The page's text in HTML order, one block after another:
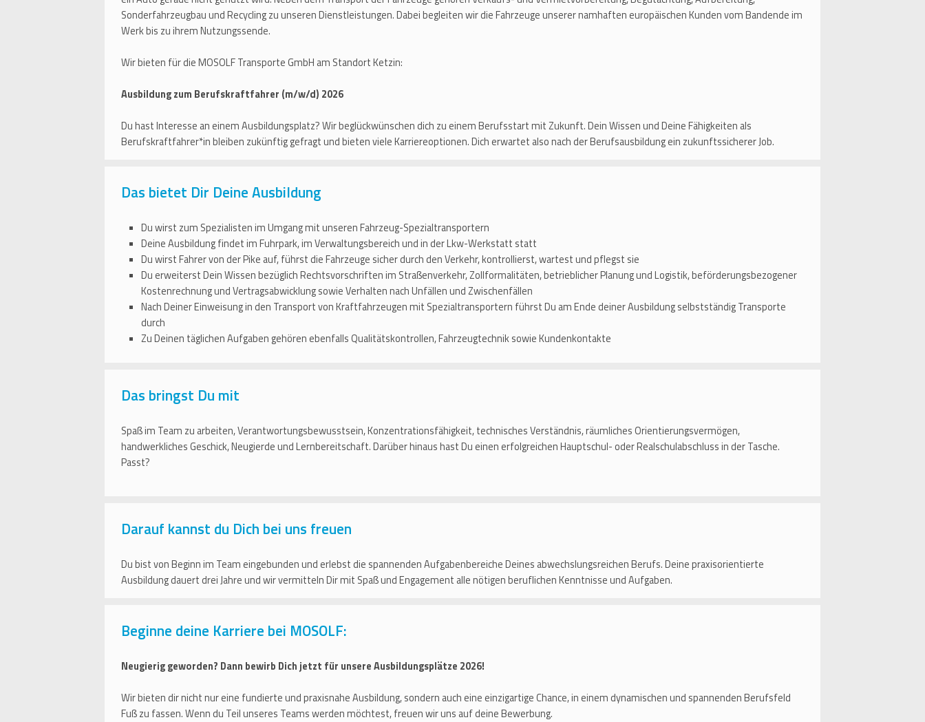
Sonderfahrzeugbau und Recycling zu unseren Dienstleistungen. Dabei begleiten wir die Fahrzeuge unserer namhaften europäischen Kunden vom Bandende im
Werk bis zu ihrem Nutzungssende.
Wir bieten für die MOSOLF Transporte GmbH am Standort Ketzin:
Ausbildung zum Berufskraftfahrer (m/w/d) 2026
Du hast Interesse an einem Ausbildungsplatz? Wir beglückwünschen dich zu einem Berufsstart mit Zukunft. Dein Wissen und Deine Fähigkeiten als
Berufskraftfahrer*in bleiben zukünftig gefragt und bieten viele Karriereoptionen. Dich erwartet also nach der Berufsausbildung ein zukunftssicherer Job.
Das bietet Dir Deine Ausbildung
Du wirst zum Spezialisten im Umgang mit unseren Fahrzeug-Spezialtransportern
Deine Ausbildung findet im Fuhrpark, im Verwaltungsbereich und in der Lkw-Werkstatt statt
Du wirst Fahrer von der Pike auf, führst die Fahrzeuge sicher durch den Verkehr, kontrollierst, wartest und pflegst sie
Du erweiterst Dein Wissen bezüglich Rechtsvorschriften im Straßenverkehr, Zollformalitäten, betrieblicher Planung und Logistik, beförderungsbezogener
Kostenrechnung und Vertragsabwicklung sowie Verhalten nach Unfällen und Zwischenfällen
Nach Deiner Einweisung in den Transport von Kraftfahrzeugen mit Spezialtransportern führst Du am Ende deiner Ausbildung selbstständig Transporte
durch
Zu Deinen täglichen Aufgaben gehören ebenfalls Qualitätskontrollen, Fahrzeugtechnik sowie Kundenkontakte
Das bringst Du mit
Spaß im Team zu arbeiten, Verantwortungsbewusstsein, Konzentrationsfähigkeit, technisches Verständnis, räumliches Orientierungsvermögen,
handwerkliches Geschick, Neugierde und Lernbereitschaft. Darüber hinaus hast Du einen erfolgreichen Hauptschul- oder Realschulabschluss in der Tasche.
Passt?
Darauf kannst du Dich bei uns freuen
Du bist von Beginn im Team eingebunden und erlebst die spannenden Aufgabenbereiche Deines abwechslungsreichen Berufs. Deine praxisorientierte
Ausbildung dauert drei Jahre und wir vermitteln Dir mit Spaß und Engagement alle nötigen beruflichen Kenntnisse und Aufgaben.
Beginne deine Karriere bei MOSOLF:
Neugierig geworden? Dann bewirb Dich jetzt für unsere Ausbildungsplätze 2026!
Wir bieten dir nicht nur eine fundierte und praxisnahe Ausbildung, sondern auch eine einzigartige Chance, in einem dynamischen und spannenden Berufsfeld
Fuß zu fassen. Wenn du Teil unseres Teams werden möchtest, freuen wir uns auf deine Bewerbung.